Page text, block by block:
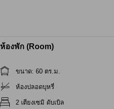
ห้องพัก (Room)
ขนาด: 60 ตร.ม.
ห้องปลอดบุหรี่
2 เตียงเซมิ ดับเบิล